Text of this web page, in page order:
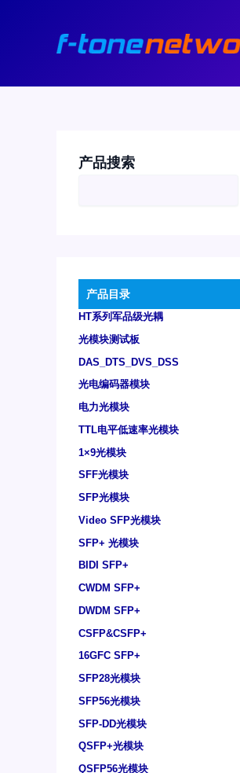
产品搜索
产品目录
HT系列军品级光耦
光模块测试板
DAS_DTS_DVS_DSS
光电编码器模块
电力光模块
TTL电平低速率光模块
1×9光模块
SFF光模块
SFP光模块
Video SFP光模块
SFP+ 光模块
BIDI SFP+
CWDM SFP+
DWDM SFP+
CSFP&CSFP+
16GFC SFP+
SFP28光模块
SFP56光模块
SFP-DD光模块
QSFP+光模块
QSFP56光模块